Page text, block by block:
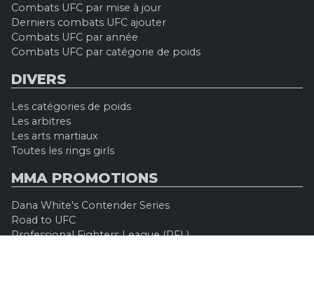
Combats UFC par mise à jour
Derniers combats UFC ajouter
Combats UFC par année
Combats UFC par catégorie de poids
DIVERS
Les catégories de poids
Les arbitres
Les arts martiaux
Toutes les rings girls
MMA PROMOTIONS
Dana White's Contender Series
Road to UFC
Professional Fighters League (PFL)